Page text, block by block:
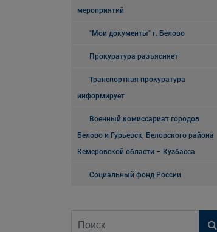
мероприятий
"Мои документы" г. Белово
Прокуратура разъясняет
Транспортная прокуратура
информирует
Военный комиссариат городов
Белово и Гурьевск, Беловского района
Кемеровской области – Кузбасса
Социальный фонд России